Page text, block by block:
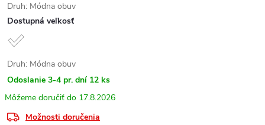
Druh: Módna obuv
Dostupná veľkosť
Druh: Módna obuv
Odoslanie 3-4 pr. dní 12 ks
17.8.2026
Možnosti doručenia